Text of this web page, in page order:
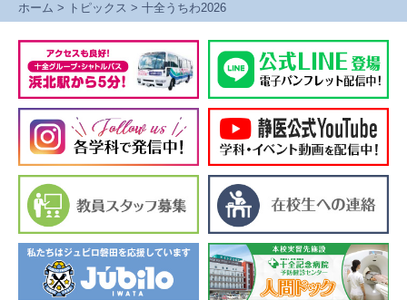
ホーム > トピックス > 十全うちわ2026